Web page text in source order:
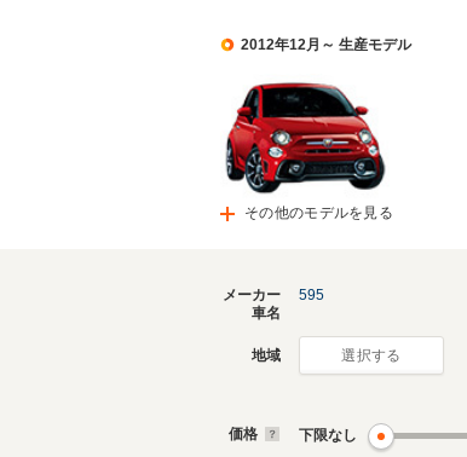
2012年12月～ 生産モデル
その他のモデルを見る
595のカタログを見る
メーカー
車名
595
地域 選択する
価格 下限なし